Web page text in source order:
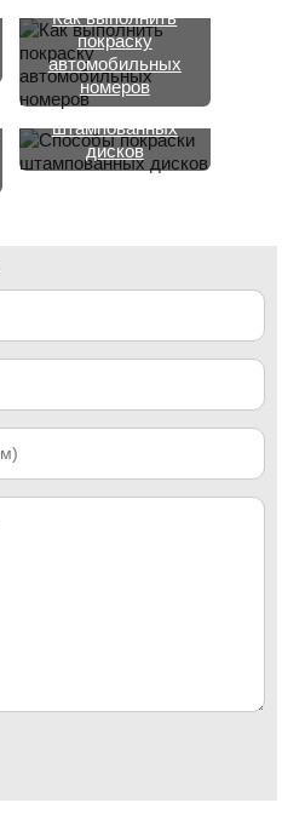
Как выполнить
покраску
автомобильных
номеров
Способы покраски
штампованных
дисков